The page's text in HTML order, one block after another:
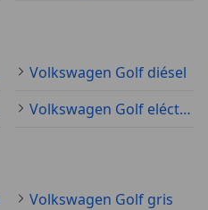
Volkswagen Golf diésel
Volkswagen Golf eléctrico
Volkswagen Golf gris